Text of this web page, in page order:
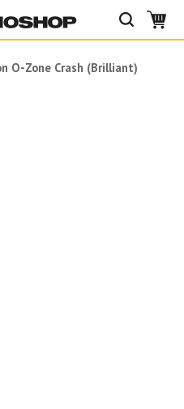
O-Zone Crash (Brilliant)